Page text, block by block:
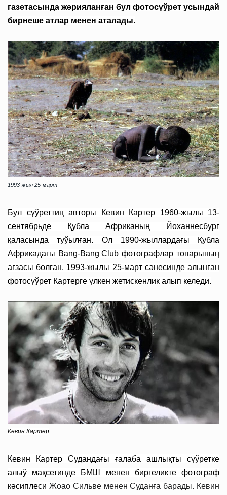
газетасында жәрияланған бул фотосүўрет усындай
бирнеше атлар менен аталады.
1993-жыл 25-март
Бул сүўреттиң авторы Кевин Картер 1960-жылы 13-
сентябрьде Қубла Африканың Йоханнесбург
қаласында туўылған. Ол 1990-жыллардағы Қубла
Африкадағы Bang-Bang Club фотографлар топарының
ағзасы болған. 1993-жылы 25-март сәнесинде алынған
фотосүўрет Картерге үлкен жетискенлик алып келеди.
Кевин Картер
Кевин Картер Судандағы ғалаба ашлықты сүўретке
алыў мақсетинде БМШ менен биргеликте фотограф
кәсиплеси Жоао Сильве менен Суданға барады. Кевин